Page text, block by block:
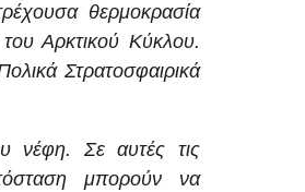
θερμοκρασία
Αρκτικού Κύκλου.
Στρατοσφαιρικά
νέφη. Σε αυτές τις
μπορούν να